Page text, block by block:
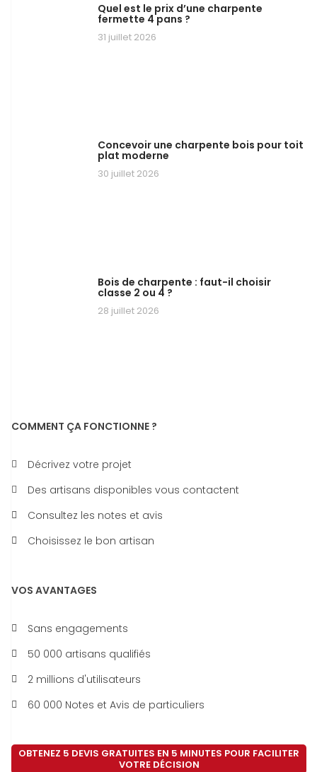
Quel est le prix d’une charpente
fermette 4 pans ?
31 juillet 2026
Concevoir une charpente bois pour toit
plat moderne
30 juillet 2026
Bois de charpente : faut-il choisir
classe 2 ou 4 ?
28 juillet 2026
COMMENT ÇA FONCTIONNE ?
Décrivez votre projet
Des artisans disponibles vous contactent
Consultez les notes et avis
Choisissez le bon artisan
VOS AVANTAGES
Sans engagements
50 000 artisans qualifiés
2 millions d'utilisateurs
60 000 Notes et Avis de particuliers
OBTENEZ 5 DEVIS GRATUITES EN 5 MINUTES POUR FACILITER
VOTRE DÉCISION